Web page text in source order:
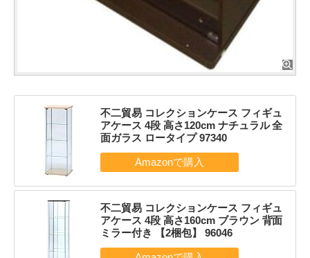
不二貿易 コレクションケース フィギュ
アケース 4段 高さ120cm ナチュラル 全
面ガラス ロータイプ 97340
不二貿易 コレクションケース フィギュ
アケース 4段 高さ160cm ブラウン 背面
ミラー付き 【2梱包】 96046